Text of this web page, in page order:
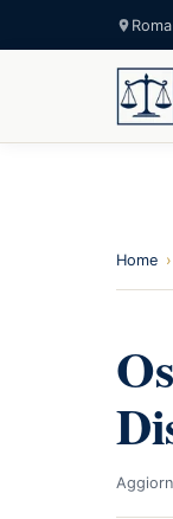
Home ›